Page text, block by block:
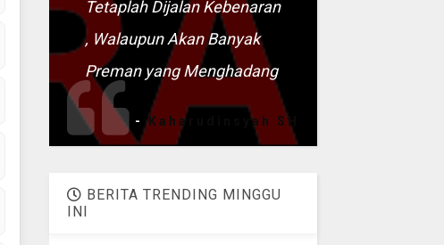
Tetaplah Dijalan Kebenaran
, Walaupun Akan Banyak
Preman yang Menghadang
-Kaharudinsyah SH
BERITA TRENDING MINGGU
INI